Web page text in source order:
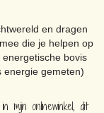
en dragen
die je helpen op
bovis
energie gemeten)
mijn onlinewinkel, dit